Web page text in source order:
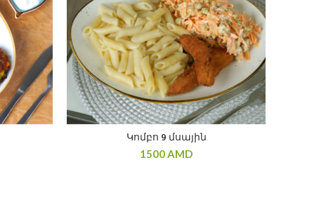
Կոմբո 9 մսային
1500AMD